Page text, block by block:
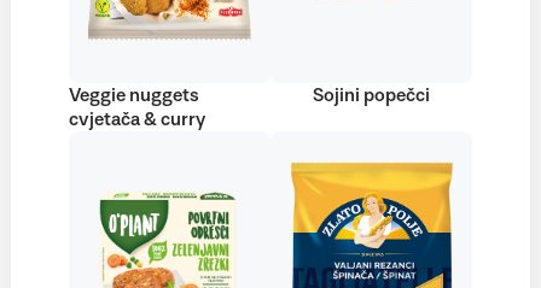
Veggie nuggets
cvjetača & curry
Sojini popečci